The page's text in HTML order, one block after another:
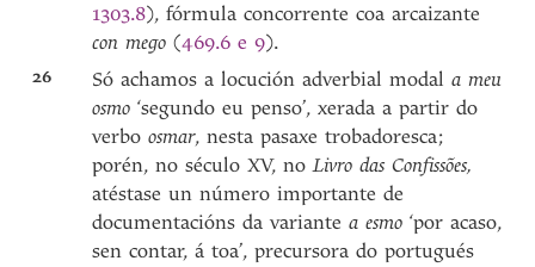
1303.8), fórmula concorrente coa arcaizante
con mego (469.6 e 9).
26 Só achamos a locución adverbial modala meu
osmo‘segundo eu penso’, xerada a partir do
verboosmar, nesta pasaxe trobadoresca;
porén, no século XV, noLivro das Confissões,
atéstase un número importante de
documentacións da variantea esmo ‘por acaso,
sen contar, á toa’, precursora do portugués